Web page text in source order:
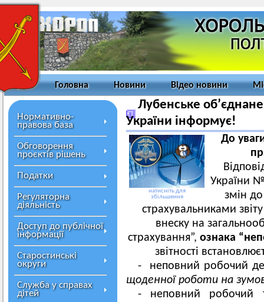
Головна Новини Відео новини
Нормативно-
правова база
Обговорення
проєктів рішень
Податки
Регуляторна
діяльність
Доступ до публічної
інформації
Старостинські
округи
Служба у справах
дітей
Лубенське
України інформує!
натисніть для
збільшення
До
України
змін
страхувальниками
внеску на
страхування”, ознака
звітності
- неповний робочий
щоденної роботи на
- неповний робочий